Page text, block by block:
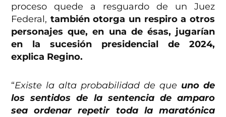
proceso quede a resguardo de un Juez
Federal, también otorga un respiro a otros
personajes que, en una de ésas, jugarían
en la sucesión presidencial de 2024,
explica Regino.
“Existe la alta probabilidad de que uno de
los sentidos de la sentencia de amparo
sea ordenar repetir toda la maratónica